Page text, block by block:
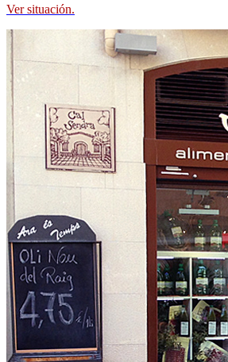
Ver situación.